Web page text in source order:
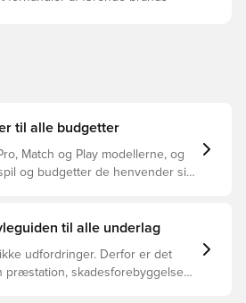
til alle budgetter
Match og Play modellerne, og
og budgetter de henvender sig
til alle underlag
udfordringer. Derfor er det
præstation, skadesforebyggelse